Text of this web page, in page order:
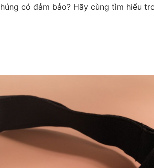
có đảm bảo? Hãy cùng tìm hiểu